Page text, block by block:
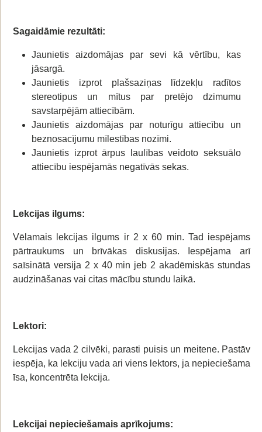
Sagaidāmie rezultāti:
Jaunietis aizdomājas par sevi kā vērtību, kas
jāsargā.
Jaunietis izprot plašsaziņas līdzekļu radītos
stereotipus un mītus par pretējo dzimumu
savstarpējām attiecībām.
Jaunietis aizdomājas par noturīgu attiecību un
beznosacījumu mīlestības nozīmi.
Jaunietis izprot ārpus laulības veidoto seksuālo
attiecību iespējamās negatīvās sekas.
Lekcijas ilgums:
Vēlamais lekcijas ilgums ir 2 x 60 min. Tad iespējams
pārtraukums un brīvākas diskusijas. Iespējama arī
saīsinātā versija 2 x 40 min jeb 2 akadēmiskās stundas
audzināšanas vai citas mācību stundu laikā.
Lektori:
Lekcijas vada 2 cilvēki, parasti puisis un meitene. Pastāv
iespēja, ka lekciju vada ari viens lektors, ja nepieciešama
īsa, koncentrēta lekcija.
Lekcijai nepieciešamais aprīkojums: